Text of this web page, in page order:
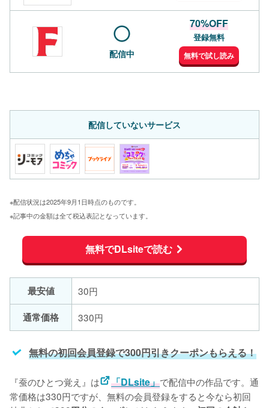
配信中
70%OFF
登録無料
無料で試し読み
配信していないサービス
※配信状況は2025年9月1日時点のものです。
※記事中の金額は全て税込表記となっています。
無料でDLsiteで読む
最安値
30円
通常価格
330円
無料の初回会員登録で300円引きクーポンもらえる！
『蚕のひとつ覚え』は 「DLsite」で配信中の作品です。通
常価格は330円ですが、無料の会員登録をすると今なら初回